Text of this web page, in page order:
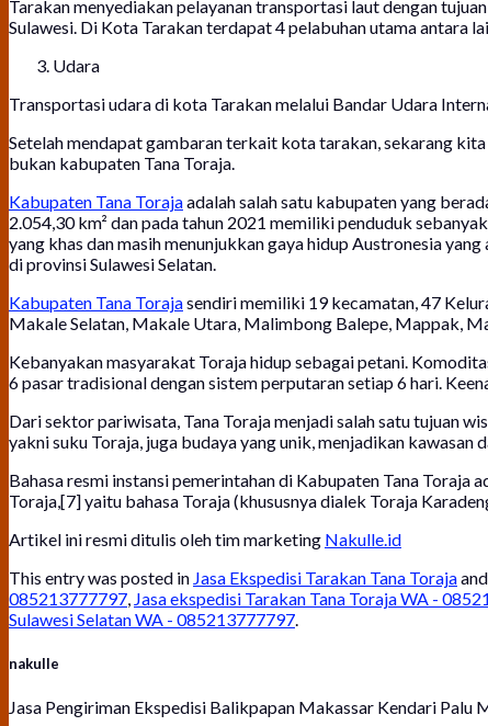
Tarakan menyediakan pelayanan transportasi laut dengan
Sulawesi. Di Kota Tarakan terdapat 4 pelabuhan utama antara
Udara
Transportasi udara di kota Tarakan melalui Bandar Udara
Setelah mendapat gambaran terkait kota tarakan, sekarang
bukan kabupaten Tana Toraja.
Kabupaten Tana Torajaadalah salah satu kabupaten yang
2.054,30 km² dan pada tahun 2021 memiliki penduduk
yang khas dan masih menunjukkan gaya hidup Austronesia
di provinsi Sulawesi Selatan.
Kabupaten Tana Torajasendiri memiliki 19 kecamatan, 47
Makale Selatan, Makale Utara, Malimbong Balepe, Mappak,
Kebanyakan masyarakat Toraja hidup sebagai petani.
6 pasar tradisional dengan sistem perputaran setiap 6 hari.
Dari sektor pariwisata, Tana Toraja menjadi salah satu tujuan
yakni suku Toraja, juga budaya yang unik, menjadikan
Bahasa resmi instansi pemerintahan di Kabupaten Tana Toraja
Toraja,[7] yaitu bahasa Toraja (khususnya dialek Toraja
Artikel ini resmi ditulis oleh tim marketing Nakulle.id
This entry was posted in Jasa Ekspedisi Tarakan Tana Toraja
085213777797, Jasa ekspedisi Tarakan Tana Toraja WA -
Sulawesi Selatan WA - 085213777797.
nakulle
Jasa Pengiriman Ekspedisi Balikpapan Makassar Kendari